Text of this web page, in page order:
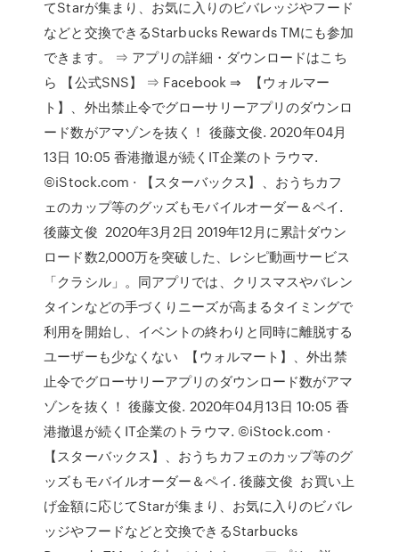
てStarが集まり、お気に入りのビバレッジやフード
などと交換できるStarbucks Rewards TMにも参加
できます。 ⇒ アプリの詳細・ダウンロードはこち
ら 【公式SNS】 ⇒ Facebook ⇒ 【ウォルマー
ト】、外出禁止令でグローサリーアプリのダウンロ
ード数がアマゾンを抜く！ 後藤文俊. 2020年04月
13日 10:05 香港撤退が続くIT企業のトラウマ.
©iStock.com · 【スターバックス】、おうちカフ
ェのカップ等のグッズもモバイルオーダー＆ペイ.
後藤文俊 2020年3月2日 2019年12月に累計ダウン
ロード数2,000万を突破した、レシピ動画サービス
「クラシル」。同アプリでは、クリスマスやバレン
タインなどの手づくりニーズが高まるタイミングで
利用を開始し、イベントの終わりと同時に離脱する
ユーザーも少なくない 【ウォルマート】、外出禁
止令でグローサリーアプリのダウンロード数がアマ
ゾンを抜く！ 後藤文俊. 2020年04月13日 10:05 香
港撤退が続くIT企業のトラウマ. ©iStock.com ·
【スターバックス】、おうちカフェのカップ等のグ
ッズもモバイルオーダー＆ペイ. 後藤文俊 お買い上
げ金額に応じてStarが集まり、お気に入りのビバレ
ッジやフードなどと交換できるStarbucks